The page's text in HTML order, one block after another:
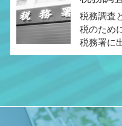
税務調査
税のため
税務署に